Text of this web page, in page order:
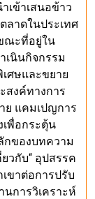
เข้าเสนอข้าว
ลาดในประเทศ
ณะที่อยู่ใน
เนินกิจกรรม
ศษและขยาย
สงค์ทางการ
ย แคมเปญการ
เพื่อกระตุ้น
กของบทความ
วกับ“ อุปสรรค
ขาต่อการปรับ
การวิเคราะห์